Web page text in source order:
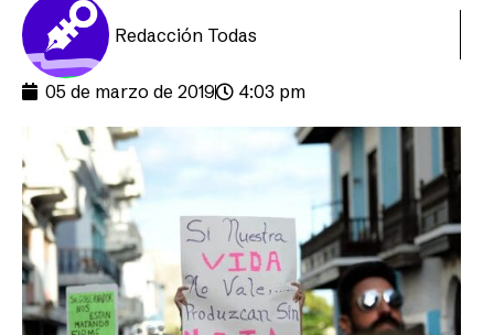
Redacción Todas
05 de marzo de 2019 4:03 pm